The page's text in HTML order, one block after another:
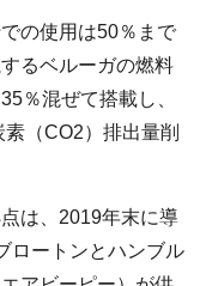
の使用は50％まで
るベルーガの燃料
％混ぜて搭載し、
（CO2）排出量削
は、2019年末に導
ロートンとハンブル